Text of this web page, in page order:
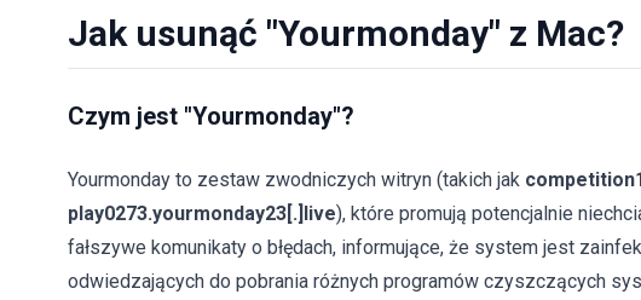
Jak usunąć "Yourmonday" z Mac?
Czym jest "Yourmonday"?
Yourmonday to zestaw zwodniczych witryn (takich jak
play0273.yourmonday23[.]live), które promują potencjalnie
fałszywe komunikaty o błędach, informujące, że system jest
odwiedzających do pobrania różnych programów czyszczących